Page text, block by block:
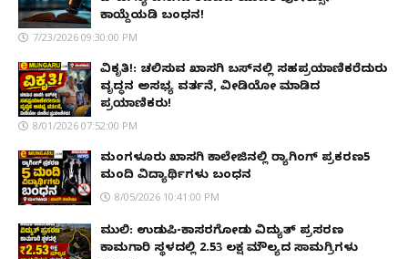
ಕಾಯ್ದೆಯಡಿ ಬಂಧನ!
7/23/2026 09:30:00 PM
ವಿಕೃತಿ!: ಚಲಿಸುವ ಖಾಸಗಿ ಬಸ್‌ನಲ್ಲಿ ಸಹಪ್ರಯಾಣಿಕರೆದುರು
ವೃದ್ಧನ ಅಸಭ್ಯ ವರ್ತನೆ, ವೀಡಿಯೋ ಮಾಡಿದ
ಪ್ರಯಾಣಿಕರು!
8/01/2026 07:52:00 PM
ಮಂಗಳೂರು ಖಾಸಗಿ ಕಾಲೇಜಿನಲ್ಲಿ ರ‌್ಯಾಗಿಂಗ್ ಪ್ರಕರಣ5
ಮಂದಿ ವಿದ್ಯಾರ್ಥಿಗಳು ಬಂಧನ
8/05/2026 10:41:00 PM
ಮುಲ್ಕಿ: ಉಡುಪಿ-ಕಾಸರಗೋಡು ವಿದ್ಯುತ್ ಪ್ರಸರಣ
ಕಾಮಗಾರಿ ಸ್ಥಳದಲ್ಲಿ ₹2.53 ಲಕ್ಷ ಮೌಲ್ಯದ ಸಾಮಗ್ರಿಗಳು